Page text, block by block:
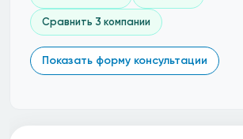
Сравнить 3 компании
Показать форму консультации